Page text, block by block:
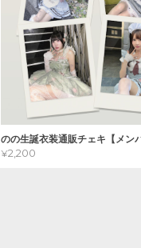
のの生誕衣装通販チェキ【メン
¥2,200